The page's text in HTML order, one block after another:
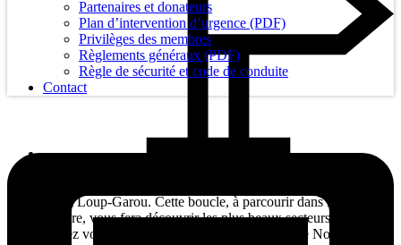
Partenaires et donateurs
Plan d’intervention d’urgence (PDF)
Privilèges des membres
Règlements généraux (PDF)
Règle de sécurité et code de conduite
Contact
Mont Loup-Garou. Cette boucle, à parcourir dans le sens
horaire, vous fera découvrir les plus beaux secteurs du parc.
Sortez vos skis avec carre et venez découvrir le Nordique.